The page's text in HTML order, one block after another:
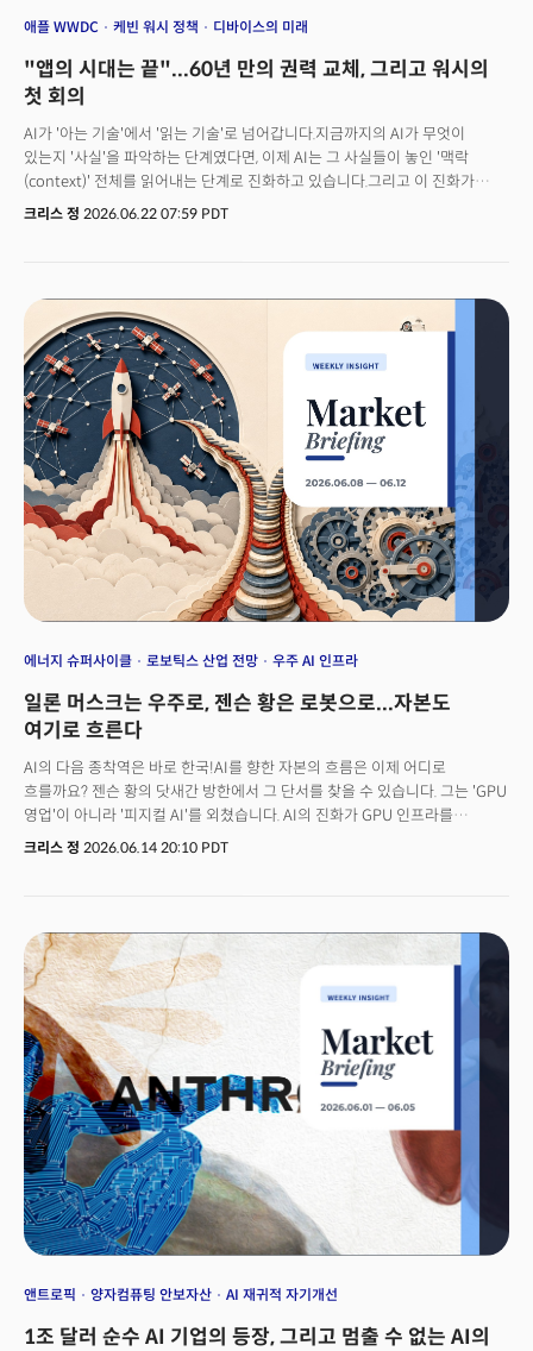
애플 WWDC 케빈 워시 정책 디바이스의 미래
"앱의 시대는 끝"...60년 만의 권력 교체, 그리고 워시의
첫 회의
AI가 '아는 기술'에서 '읽는 기술'로 넘어갑니다.지금까지의 AI가 무엇이
있는지 '사실'을 파악하는 단계였다면, 이제 AI는 그 사실들이 놓인 '맥락
(context)' 전체를 읽어내는 단계로 진화하고 있습니다.그리고 이 진화가
클라우드를 떠나 우리 손안의 디바이스, 즉 엣지(edge)와 만나는 순간
방향으로 진화하고 있는지를 제시했습니다.애플 WWDC를 소재로 삼았지만
"오늘은 디바이스 이야기가 아니다"라며, 앱을 실행하는 시대에서 에이전트가
알아서 일하는 시대로 넘어가는 '레짐 체인지'를 정조준한 것입니다.이날
웨비나에는 주요 대기업 전략팀 구독자들이 대거 참여해 뜨거운 관심을
표명했고, 단순한 신제품 분석을 넘어 '디바이스의 미래'를 둘러싼 판이 어디로
움직이는지를 제시했습니다.그리고 같은 주, 케빈 워시의 첫 FOMC가 시장의
물길을 정반대로 틀어버렸습니다. 유럽중앙은행(ECB)과 일본이 금리인상을
단행하며 글로벌 경제의 금리 경로가 위로 향하고 있습니다. 기술의 권력과
자본의 권력이 동시에 재편된 한 주, 그 신호를 함께 읽어보겠습니다.
크리스 정 2026.06.22 07:59 PDT
에너지 슈퍼사이클 로보틱스 산업 전망 우주 AI 인프라
일론 머스크는 우주로, 젠슨 황은 로봇으로...자본도
여기로 흐른다
AI의 다음 종착역은 바로 한국!AI를 향한 자본의 흐름은 이제 어디로
흐를까요? 젠슨 황의 닷새간 방한에서 그 단서를 찾을 수 있습니다. 그는 'GPU
영업'이 아니라 '피지컬 AI'를 외쳤습니다. AI의 진화가 GPU 인프라를
중심으로 한 모델에서 AI 팩토리의 토큰 경제, 그리고 마침내 우리의 실생활로
그리고 한국은 바로 이를 실현하기 위한 '완벽한 테스트베드'라는
것입니다. "한국의 다음 성장 동력은 로보틱스"젠슨 황이 강조한 것은 바로
AI의 진화가 피지컬 AI로 향하고 있다는 것입니다. 그리고 여기에 수혜를 받는
산업은 바로 우리가 그동안 외면했던 구경제의 잊혀진 기업들입니다. 동시에
지난주 금융시장은 금리인상에 대한 공포로 물들었습니다. 예상치를 두 배나
상회한 강한 고용지표가 역설적으로 충격을 안기며 하루만에 2조 달러의
가치를 증발시켰습니다. 유럽중앙은행(ECB)은 3년 만에 처음으로 금리인상을
시작했습니다. 이제 투자자들은 '진짜 안전자산은 무엇인가'라는 본질적인
질문을 다시 꺼내고 있습니다.스페이스X가 상장 첫 날 2조 달러의 기업 가치를
만들며 역사상 전례없는 메가 IPO로 시장을 휩쓰는 지금, 자본의 욕구가
어디까지 향할지 주시해야 하는 시점입니다.
크리스 정 2026.06.14 20:10 PDT
앤트로픽 양자컴퓨팅 안보자산 AI 재귀적 자기개선
1조 달러 순수 AI 기업의 등장, 그리고 멈출 수 없는 AI의